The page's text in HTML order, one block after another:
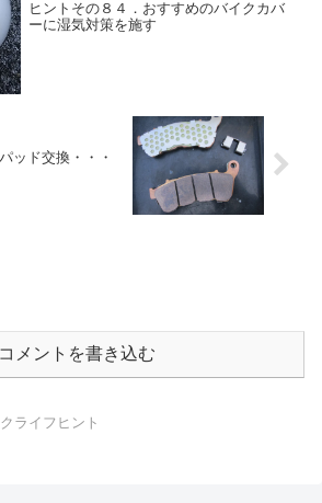
ヒントその８４．おすすめのバイクカバ
ーに湿気対策を施す
ッド交換・・・
コメントを書き込む
ライフヒント